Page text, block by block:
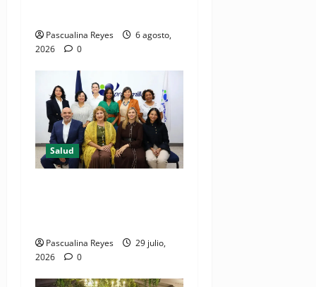
Pascualina Reyes
6 agosto,
2026
0
Salud
Pascualina Reyes
29 julio,
2026
0